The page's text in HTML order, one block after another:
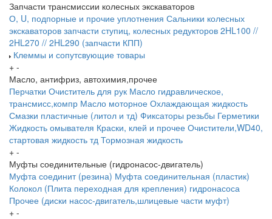
Запчасти трансмиссии колесных экскаваторов
О, U, подпорные и прочие уплотнения Сальники колесных
экскаваторов запчасти ступиц, колесных редукторов 2HL100 //
2HL270 // 2HL290 (запчасти КПП)
Клеммы и сопутсвующие товары
+ -
Масло, антифриз, автохимия,прочее
Перчатки Очиститель для рук Масло гидравлическое,
трансмисс,компр Масло моторное Охлаждающая жидкость
Смазки пластичные (литол и тд) Фиксаторы резьбы Герметики
Жидкость омывателя Краски, клей и прочее Очистители,WD40,
стартовая жидкость тд Тормозная жидкость
+ -
Муфты соединительные (гидронасос-двигатель)
Муфта соединит (резина) Муфта соединительная (пластик)
Колокол (Плита переходная для крепления) гидронасоса
Прочее (диски насос-двигатель,шлицевые части муфт)
+ -